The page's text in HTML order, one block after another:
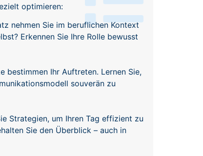
optimieren:
nehmen Sie im beruflichen Kontext
Erkennen Sie Ihre Rolle bewusst
bestimmen Ihr Auftreten. Lernen Sie,
souverän zu
Strategien, um Ihren Tag effizient zu
Sie den Überblick – auch in